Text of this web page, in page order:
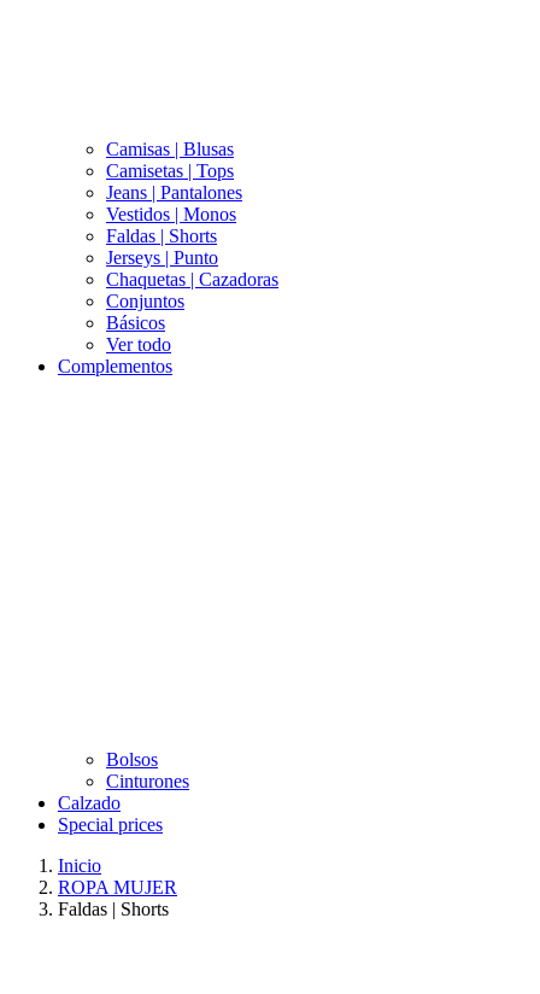
Camisas | Blusas
Camisetas | Tops
Jeans | Pantalones
Vestidos | Monos
Faldas | Shorts
Jerseys | Punto
Chaquetas | Cazadoras
Conjuntos
Básicos
Ver todo
Complementos
Bolsos
Cinturones
Calzado
Special prices
Inicio
ROPA MUJER
Faldas | Shorts